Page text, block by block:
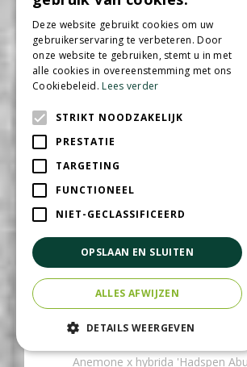
Anemone x hybrida 'Hadspen
Deze website gebruikt cookies om uw
gebruikerservaring te verbeteren. Door
onze website te gebruiken, stemt u in met
alle cookies in overeenstemming met ons
Cookiebeleid.Lees verder
STRIKT NOODZAKELIJK
PRESTATIE
TARGETING
FUNCTIONEEL
NIET-GECLASSIFICEERD
OPSLAAN EN SLUITEN
ALLES AFWIJZEN
DETAILS WEERGEVEN